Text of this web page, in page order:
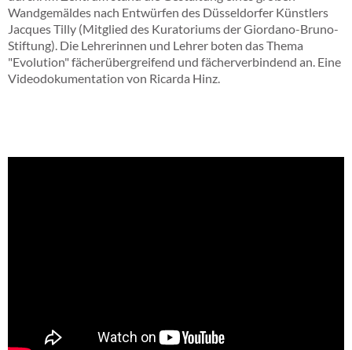
Wandgemäldes nach Entwürfen des Düsseldorfer Künstlers
Jacques Tilly (Mitglied des Kuratoriums der Giordano-Bruno-
Stiftung). Die Lehrerinnen und Lehrer boten das Thema
"Evolution" fächerübergreifend und fächerverbindend an. Eine
Videodokumentation von Ricarda Hinz.